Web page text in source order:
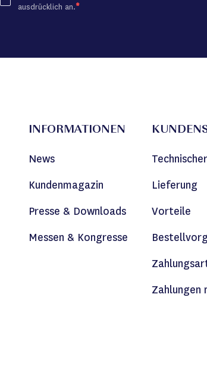
ausdrücklich an.
INFORMATIONEN
News
Kundenmagazin
Presse & Downloads
Messen & Kongresse
Lieferung
Vorteile
Zahlungen